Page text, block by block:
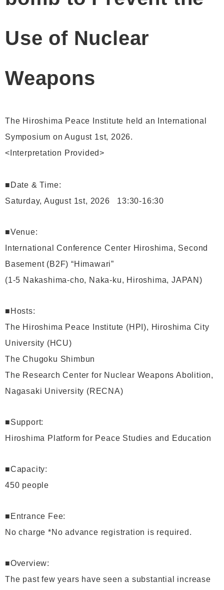
Use of Nuclear
Weapons
The Hiroshima Peace Institute held an International
Symposium on August 1st, 2026.
<Interpretation Provided>
■Date & Time:
Saturday, August 1st, 2026 13:30-16:30
■Venue:
International Conference Center Hiroshima, Second
Basement (B2F) “Himawari”
(1-5 Nakashima-cho, Naka-ku, Hiroshima, JAPAN)
■Hosts:
The Hiroshima Peace Institute (HPI), Hiroshima City
University (HCU)
The Chugoku Shimbun
The Research Center for Nuclear Weapons Abolition,
Nagasaki University (RECNA)
■Support:
Hiroshima Platform for Peace Studies and Education
■Capacity:
450 people
■Entrance Fee:
No charge *No advance registration is required.
■Overview:
The past few years have seen a substantial increase